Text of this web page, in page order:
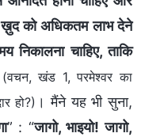
ख़ुद को अधिकतम लाभ देने
निकालना चाहिए, ताकि
(वचन, खंड 1, परमेश्वर का
हो?) । मैंने यह भी सुना,
” : “जागो, भाइयो! जागो,